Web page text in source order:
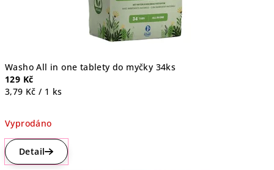
Washo All in one tablety do myčky 34ks
129 Kč
Měrná
3,79 Kč / 1 ks
Vyprodáno
hodnocení
produktu
Detail